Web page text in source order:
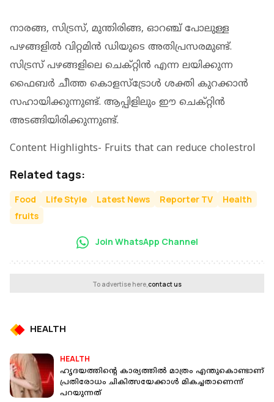
നാരങ്ങ, സിട്രസ്, മുന്തിരിങ്ങ, ഓറഞ്ച് പോലുള്ള
പഴങ്ങളിൽ വിറ്റമിൻ ഡിയുടെ അതിപ്രസരമുണ്ട്.
സിട്രസ് പഴങ്ങളിലെ ചെക്റ്റിൻ എന്ന ലയിക്കുന്ന
ഫൈബർ ചീത്ത കൊളസ്‌ട്രോൾ ശക്തി കുറക്കാൻ
സഹായിക്കുന്നുണ്ട്. ആപ്പിളിലും ഈ ചെക്റ്റിൻ
അടങ്ങിയിരിക്കുന്നുണ്ട്.
Content Highlights- Fruits that can reduce cholestrol
Related tags:
Food Life Style Latest News Reporter TV
Health
fruits
Join WhatsApp Channel
To advertise here, contact us
HEALTH
HEALTH
ഹൃദയത്തിന്റെ കാര്യത്തിൽ മാത്രം എന്തുകൊണ്ടാണ്
പ്രതിരോധം ചികിത്സയേക്കാൾ മികച്ചതാണെന്ന്
പറയുന്നത്